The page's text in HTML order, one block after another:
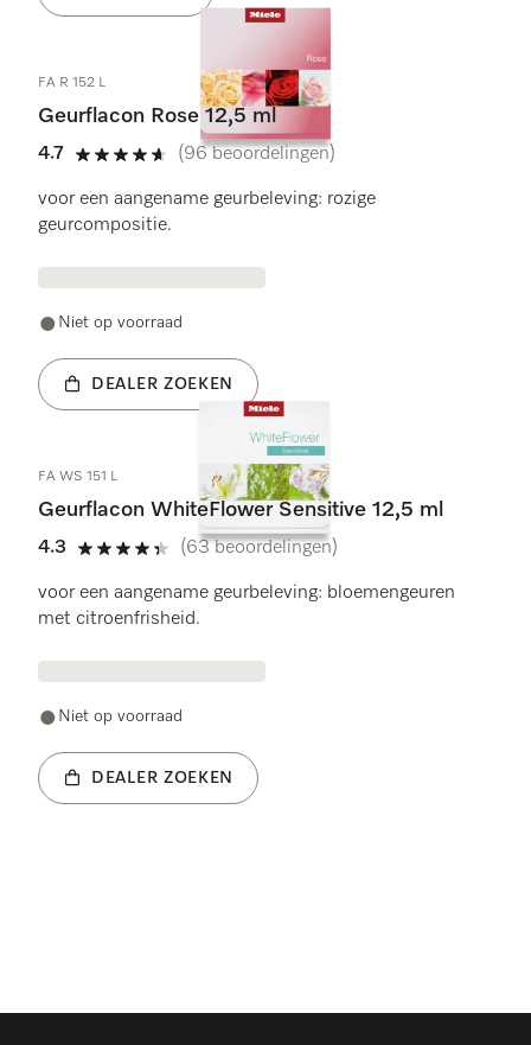
FA R 152 L
Geurflacon Rose 12,5 ml
4.7
4.7 sterren op 5
(96 beoordelingen)
voor een aangename geurbeleving: rozige
geurcompositie.
Niet op voorraad
DEALER ZOEKEN
FA WS 151 L
Geurflacon WhiteFlower Sensitive 12,5 ml
4.3
4.3 sterren op 5
(63 beoordelingen)
voor een aangename geurbeleving: bloemengeuren
met citroenfrisheid.
Niet op voorraad
DEALER ZOEKEN